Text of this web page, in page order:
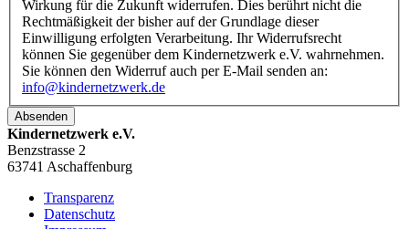
Wirkung für die Zukunft widerrufen. Dies berührt nicht die
Rechtmäßigkeit der bisher auf der Grundlage dieser
Einwilligung erfolgten Verarbeitung. Ihr Widerrufsrecht
können Sie gegenüber dem Kindernetzwerk e.V. wahrnehmen.
Sie können den Widerruf auch per E-Mail senden an:
info@kindernetzwerk.de
Absenden
Kindernetzwerk e.V.
Benzstrasse 2
63741 Aschaffenburg
Transparenz
Datenschutz